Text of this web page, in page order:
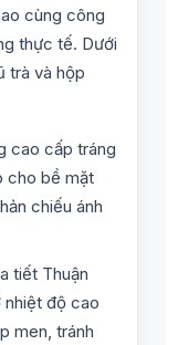
cùng công
thực tế. Dưới
trà và hộp
cao cấp tráng
cho bề mặt
chiếu ánh
tiết Thuận
nhiệt độ cao
men, tránh